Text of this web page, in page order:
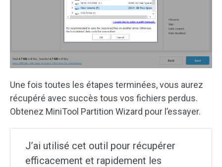
Une fois toutes les étapes terminées, vous aurez
récupéré avec succès tous vos fichiers perdus.
Obtenez MiniTool Partition Wizard pour l’essayer.
J’ai utilisé cet outil pour récupérer
efficacement et rapidement les